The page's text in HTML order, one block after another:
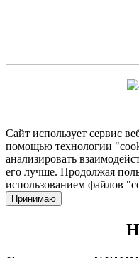
Сайт использует сервис
помощью технологии
анализировать
его лучше. Продолжая
использованием файлов
Принимаю